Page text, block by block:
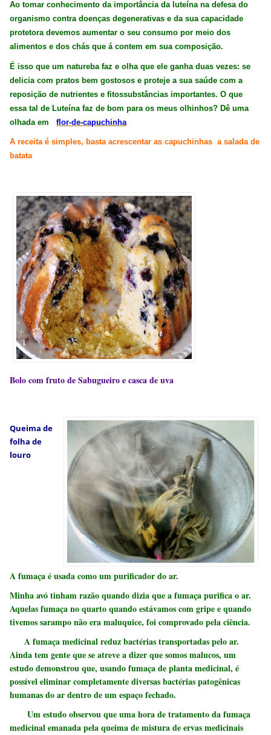
Ao tomar conhecimento da importância da luteína na defesa do
organismo contra doenças degenerativas e da sua capacidade
protetora devemos aumentar o seu consumo por meio dos
alimentos e dos chás que á contem em sua composição.
É isso que um natureba faz e olha que ele ganha duas vezes: se
delicia com pratos bem gostosos e proteje a sua saúde com a
reposição de nutrientes e fitossubstâncias importantes. O que
essa tal de Luteína faz de bom para os meus olhinhos? Dê uma
olhada emflor-de-capuchinha
A receita é simples, basta acrescentar as capuchinhas a salada de
batata
Bolo com fruto de Sabugueiro e casca de uva
Queima de
folha de
louro
A fumaça é usada como um purificador do ar.
Minha avó tinham razão quando dizia que a fumaça purifica o ar.
Aquelas fumaça no quarto quando estávamos com gripe e quando
tivemos sarampo não era maluquice, foi comprovado pela ciência.
A fumaça medicinal reduz bactérias transportadas pelo ar.
Ainda tem gente que se atreve a dizer que somos malucos, um
estudo demonstrou que, usando fumaça de planta medicinal, é
possível eliminar completamente diversas bactérias patogênicas
humanas do ar dentro de um espaço fechado.
Um estudo observou que uma hora de tratamento da fumaça
medicinal emanada pela queima de mistura de ervas medicinais